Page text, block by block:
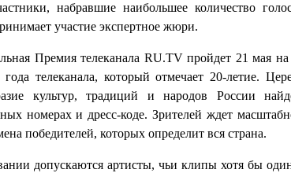
набравшие наибольшее количество
участие экспертное жюри.
Премия телеканала RU.TV пройдет 21 мая
телеканала, который отмечает 20-летие.
культур, традиций и народов России
номерах и дресс-коде. Зрителей ждет
победителей, которых определит вся страна.
допускаются артисты, чьи клипы хотя бы